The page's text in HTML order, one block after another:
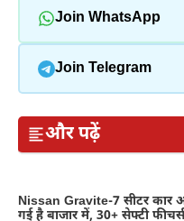
Join WhatsApp
Join Telegram
और पढ़ें
Nissan Gravite-7 सीटर कार
गई है बाजार में, 30+ सेफ्टी फीचर्स